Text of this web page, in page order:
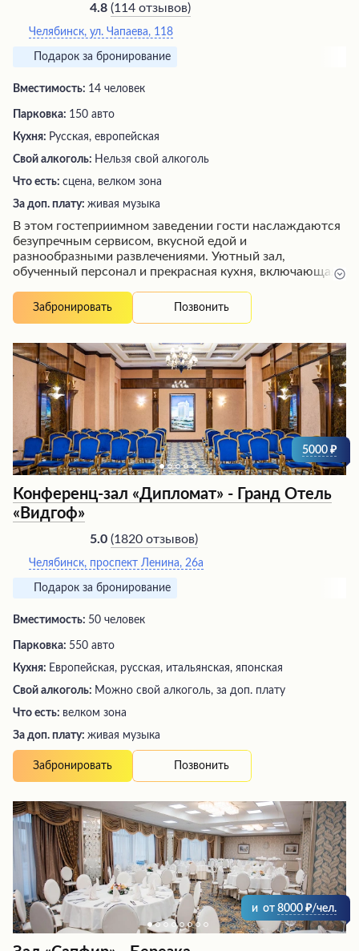
4.8 (114 отзывов)
Челябинск, ул. Чапаева, 118
Подарок за бронирование
Вместимость: 14 человек
Парковка: 150 авто
Кухня: Русская, европейская
Свой алкоголь: Нельзя свой алкоголь
Что есть: сцена, велком зона
За доп. плату: живая музыка
В этом гостеприимном заведении гости наслаждаются
безупречным сервисом, вкусной едой и
разнообразными развлечениями. Уютный зал,
обученный персонал и прекрасная кухня, включающая
обед и ужин, создают атмосферу комфорта и радушия.
Посетители высоко ценят разнообразие меню,
также наличие бассейна, позволяющего расслабиться и
отдохнуть. Заведение пользуется популярностью как у
коллег, так и у семей, предлагая идеальное место для
корпоративных мероприятий и семейного отдыха.
Забронировать Позвонить
5000
Конференц-зал «Дипломат» - Гранд Отель
«Видгоф»
5.0 (1820 отзывов)
Челябинск, проспект Ленина, 26а
Подарок за бронирование
Вместимость: 50 человек
Парковка: 550 авто
Кухня: Европейская, русская, итальянская, японская
Свой алкоголь: Можно свой алкоголь, за доп. плату
Что есть: велком зона
За доп. плату: живая музыка
Забронировать Позвонить
и от 8000 /чел.